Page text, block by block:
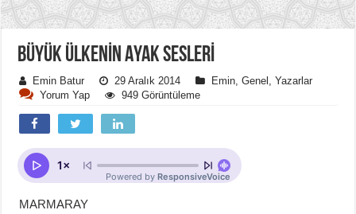
BÜYÜK ÜLKENİN AYAK SESLERİ
Emin Batur 29 Aralık 2014 Emin ,Genel ,Yazarlar
Yorum Yap
949 Görüntüleme
MARMARAY